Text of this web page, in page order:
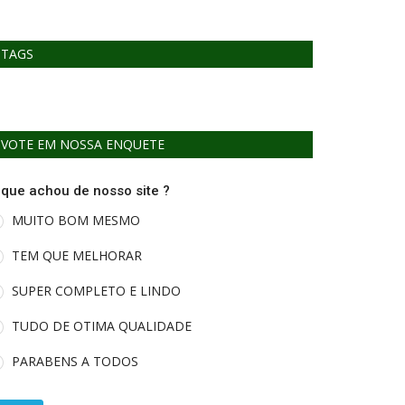
TAGS
VOTE EM NOSSA ENQUETE
achou de nosso site ?
MUITO BOM MESMO
TEM QUE MELHORAR
SUPER COMPLETO E LINDO
TUDO DE OTIMA QUALIDADE
PARABENS A TODOS